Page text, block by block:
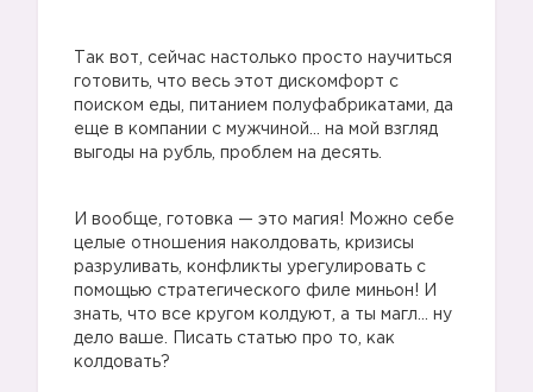
Так вот, сейчас настолько просто научиться
готовить, что весь этот дискомфорт с
поиском еды, питанием полуфабрикатами, да
еще в компании с мужчиной… на мой взгляд
выгоды на рубль, проблем на десять.
И вообще, готовка — это магия! Можно себе
целые отношения наколдовать, кризисы
разруливать, конфликты урегулировать с
помощью стратегического филе миньон! И
знать, что все кругом колдуют, а ты магл… ну
дело ваше. Писать статью про то, как
колдовать?